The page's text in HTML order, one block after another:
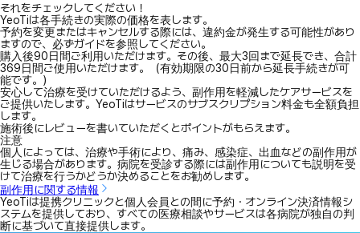
それをチェックしてください！
YeoTiは各手続きの実際の価格を表します。
予約を変更またはキャンセルする際には、違約金が発生する可能性があり
ますので、必ずガイドを参照してください。
購入後90日間ご利用いただけます。その後、最大3回まで延長でき、合計
369日間ご使用いただけます。（有効期限の30日前から延長手続きが可
能です。）
安心して治療を受けていただけるよう、副作用を軽減したケアサービスを
ご提供いたします。YeoTiはサービスのサブスクリプション料金も全額負担
します。
施術後にレビューを書いていただくとポイントがもらえます。
注意
個人によっては、治療や手術により、痛み、感染症、出血などの副作用が
生じる場合があります。病院を受診する際には副作用についても説明を受
けて治療を行うかどうか決めることをお勧めします。
副作用に関する情報
YeoTiは提携クリニックと個人会員との間に予約・オンライン決済情報シ
ステムを提供しており、すべての医療相談やサービスは各病院が独自の判
断に基づいて直接提供します。